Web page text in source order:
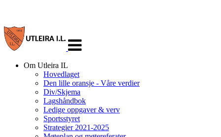
navigasjon
Om Utleira IL
Hovedlaget
Den lille oransje - Våre verdier
Div/Skjema
Lagshåndbok
Ledige oppgaver & verv
Sportsstyret
Strategier 2021-2025